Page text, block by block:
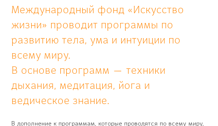
Международный фонд «Искусство
жизни» проводит программы по
развитию тела, ума и интуиции по
всему миру.
В основе программ — техники
дыхания, медитация, йога и
ведическое знание.
В дополнение к программам, которые проводятся по всему миру,